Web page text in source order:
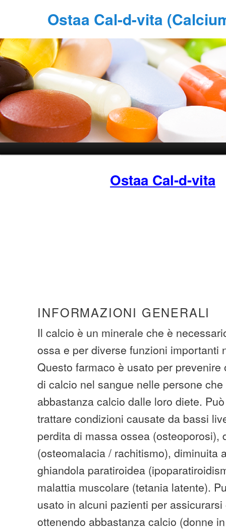
Ostaa Cal-d-vita
Ostaa Cal-d-vita
INFORMAZIONI GENERALI
Il calcio è un minerale che è
ossa e per diverse funzioni importanti
Questo farmaco è usato per
di calcio nel sangue nelle persone
abbastanza calcio dalle loro diete.
trattare condizioni causate da bassi
perdita di massa ossea (osteoporosi),
(osteomalacia / rachitismo), diminuita
ghiandola paratiroidea
malattia muscolare (tetania latente).
usato in alcuni pazienti per
ottenendo abbastanza calcio (donne